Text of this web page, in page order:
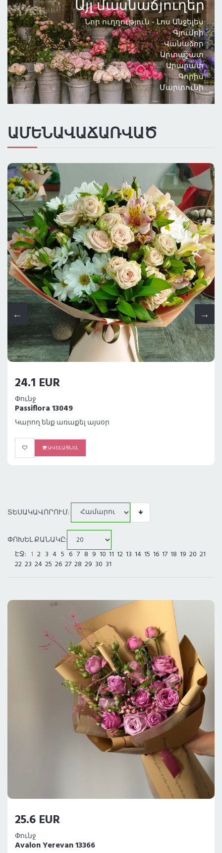
ԳՆԱՅԻՆ ԴԱՍԱԿԱՐԳՈՒՄ
ԲՈԼՈՐ ՔԱՂԱՔՆԵՐԸ
ԱՌԱՔՈՒՄ ԼՈՍ ԱՆՋԵԼԵՍՈՒՄ
Այլ մասնաճյուղեր
Նոր ուղղություն - Լոս Անջելես
Գյումրի
Վանաձոր
Արտաշատ
Արարատ
Գորիս
Մարտունի
ԱՄԵՆԱՎԱՃԱՌՎԱԾ
23.2 EUR
Փունջ
Passiflora 13048
Կարող ենք առաքել այսօր
ԱՎԵԼԱՑՆԵԼ
ՏԵՍԱԿԱՎՈՐՈՒՄ:
ՓՈԽԵԼ ՔԱՆԱԿԸ:
ԷՋ: 1 2 3 4 5 6 7 8 9 10 11 12 13 14 15 16 17 18 19 20 21
22 23 24 25 26 27 28 29 30 31
25.6 EUR
Փունջ
Avalon Yerevan 13366